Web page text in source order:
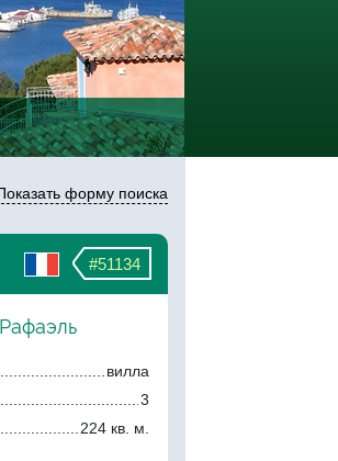
форму поиска
#51134
вилла
3
224 кв. м.